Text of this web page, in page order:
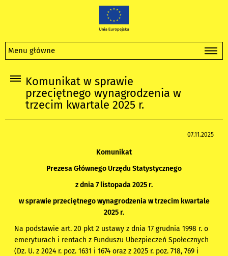
Menu główne
Komunikat w sprawie
przeciętnego wynagrodzenia w
trzecim kwartale 2025 r.
07.11.2025
Komunikat
Prezesa Głównego Urzędu Statystycznego
z dnia 7 listopada 2025 r.
w sprawie przeciętnego wynagrodzenia w trzecim kwartale
2025 r.
Na podstawie art. 20 pkt 2 ustawy z dnia 17 grudnia 1998 r. o
emeryturach i rentach z Funduszu Ubezpieczeń Społecznych
(Dz. U. z 2024 r. poz. 1631 i 1674 oraz z 2025 r. poz. 718, 769 i